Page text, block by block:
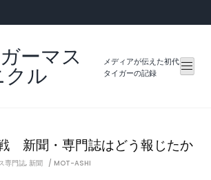
ーマス
クル
メディアが伝えた初代
タイガーの記録
新聞・専門誌はどう報じたか
専門誌, 新聞 MOT-ASHI